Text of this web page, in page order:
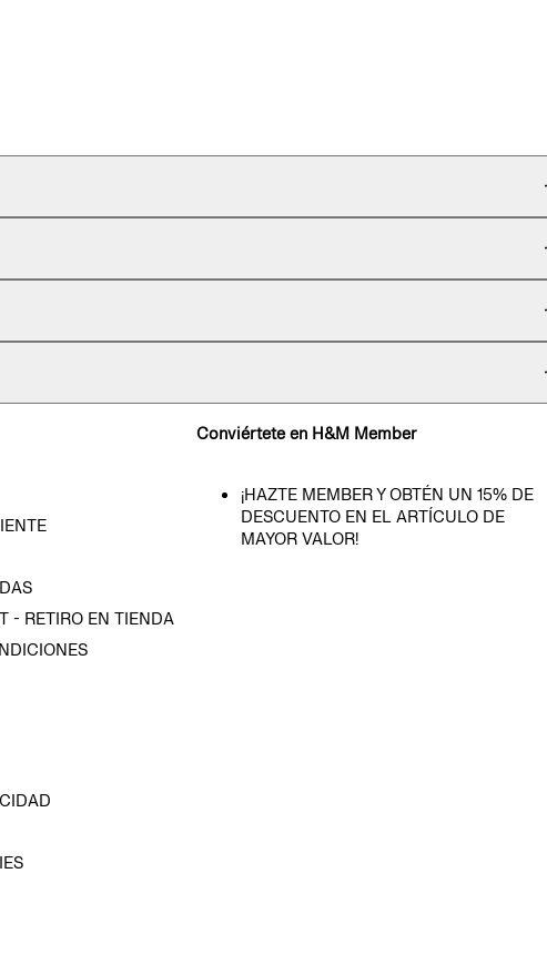
- RETIRO EN TIENDA
Conviértete en H&M Member
¡HAZTE MEMBER Y OBTÉN UN 15% DE
DESCUENTO EN EL ARTÍCULO DE
MAYOR VALOR!